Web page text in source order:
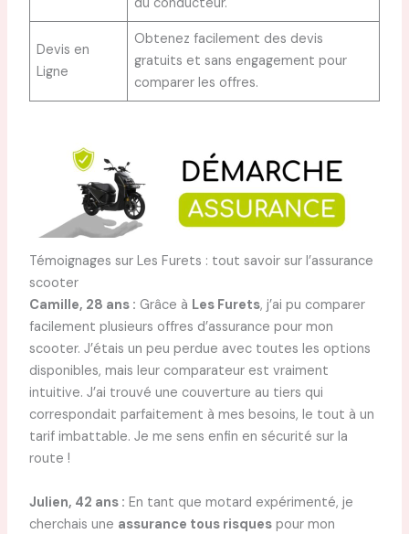
Devis en
Ligne
Obtenez facilement des devis
gratuits et sans engagement pour
comparer les offres.
Témoignages sur Les Furets : tout savoir sur l’assurance
scooter
Camille, 28 ans : Grâce à Les Furets, j’ai pu comparer
facilement plusieurs offres d’assurance pour mon
scooter. J’étais un peu perdue avec toutes les options
disponibles, mais leur comparateur est vraiment
intuitive. J’ai trouvé une couverture au tiers qui
correspondait parfaitement à mes besoins, le tout à un
tarif imbattable. Je me sens enfin en sécurité sur la
route !
Julien, 42 ans : En tant que motard expérimenté, je
cherchais une assurance tous risquespour mon